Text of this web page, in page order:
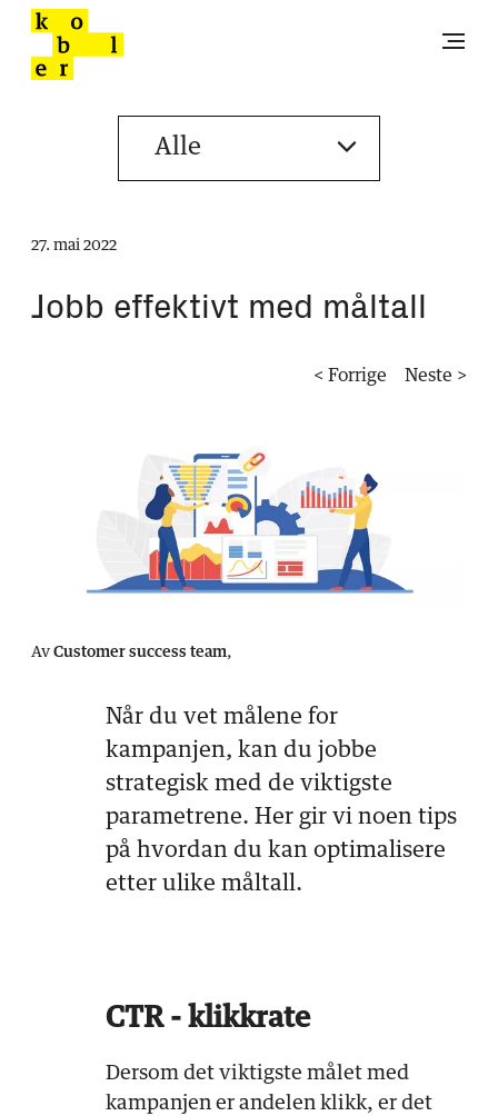
27. mai 2022
Jobb effektivt med måltall
< Forrige Neste >
Av Customer success team,
Når du vet målene for
kampanjen, kan du jobbe
strategisk med de viktigste
parametrene. Her gir vi noen tips
på hvordan du kan optimalisere
etter ulike måltall.
CTR - klikkrate
Dersom det viktigste målet med
kampanjen er andelen klikk, er det